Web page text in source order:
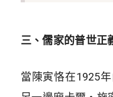
三、儒家的普世正
當陳寅恪在1925